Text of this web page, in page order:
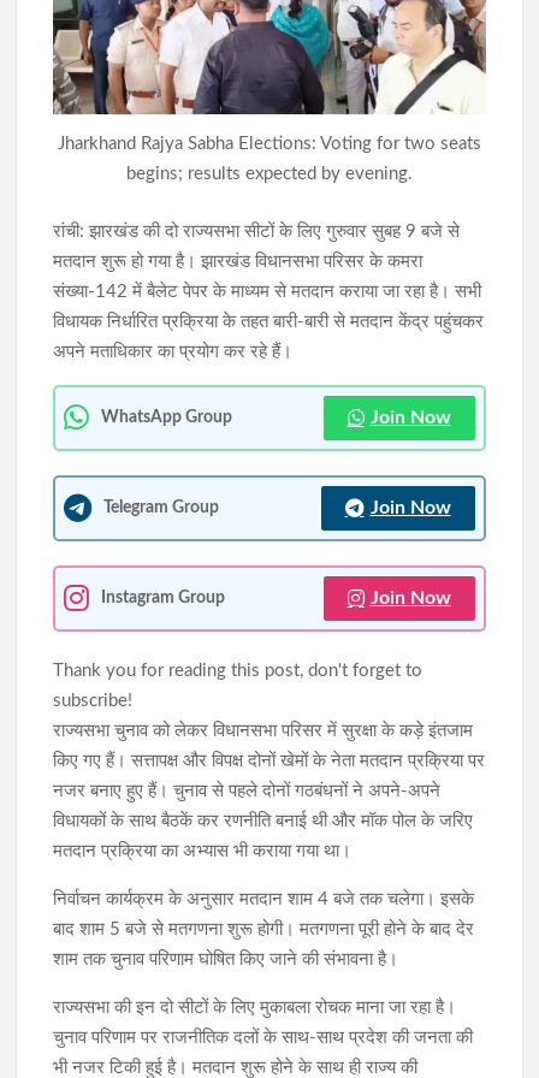
JPSC-JSSC छात्र आंदोलन को राहुल गांधी का समर्थन, शिक्षा व्यवस्था में
सुधार की उठाई मांग
नियम तोड़ने पर सोशल मीडिया प्लेटफॉर्म्स पर होगी कार्रवाई
Jharkhand Rajya Sabha Elections: Voting for two seats
begins; results expected by evening.
रांची: झारखंड की दो राज्यसभा सीटों के लिए गुरुवार सुबह 9 बजे से
मतदान शुरू हो गया है। झारखंड विधानसभा परिसर के कमरा
संख्या-142 में बैलेट पेपर के माध्यम से मतदान कराया जा रहा है। सभी
विधायक निर्धारित प्रक्रिया के तहत बारी-बारी से मतदान केंद्र पहुंचकर
अपने मताधिकार का प्रयोग कर रहे हैं।
WhatsApp Group Join Now
Telegram Group Join Now
Instagram Group Join Now
Thank you for reading this post, don't forget to
subscribe!
राज्यसभा चुनाव को लेकर विधानसभा परिसर में सुरक्षा के कड़े इंतजाम
किए गए हैं। सत्तापक्ष और विपक्ष दोनों खेमों के नेता मतदान प्रक्रिया पर
नजर बनाए हुए हैं। चुनाव से पहले दोनों गठबंधनों ने अपने-अपने
विधायकों के साथ बैठकें कर रणनीति बनाई थी और मॉक पोल के जरिए
मतदान प्रक्रिया का अभ्यास भी कराया गया था।
निर्वाचन कार्यक्रम के अनुसार मतदान शाम 4 बजे तक चलेगा। इसके
बाद शाम 5 बजे से मतगणना शुरू होगी। मतगणना पूरी होने के बाद देर
शाम तक चुनाव परिणाम घोषित किए जाने की संभावना है।
राज्यसभा की इन दो सीटों के लिए मुकाबला रोचक माना जा रहा है।
चुनाव परिणाम पर राजनीतिक दलों के साथ-साथ प्रदेश की जनता की
भी नजर टिकी हुई है। मतदान शुरू होने के साथ ही राज्य की